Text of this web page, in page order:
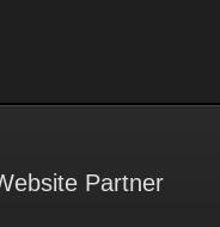
Partner